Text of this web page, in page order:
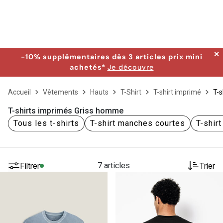
-10% supplémentaires dès 3 articles prix mini
achetés* Je découvre
✕
Accueil Vêtements Hauts T-Shirt T-shirt imprimé T-
T-shirts imprimés Griss homme
Tous les t-shirts
T-shirt manches courtes T-
Filtrer 7 articles Trier